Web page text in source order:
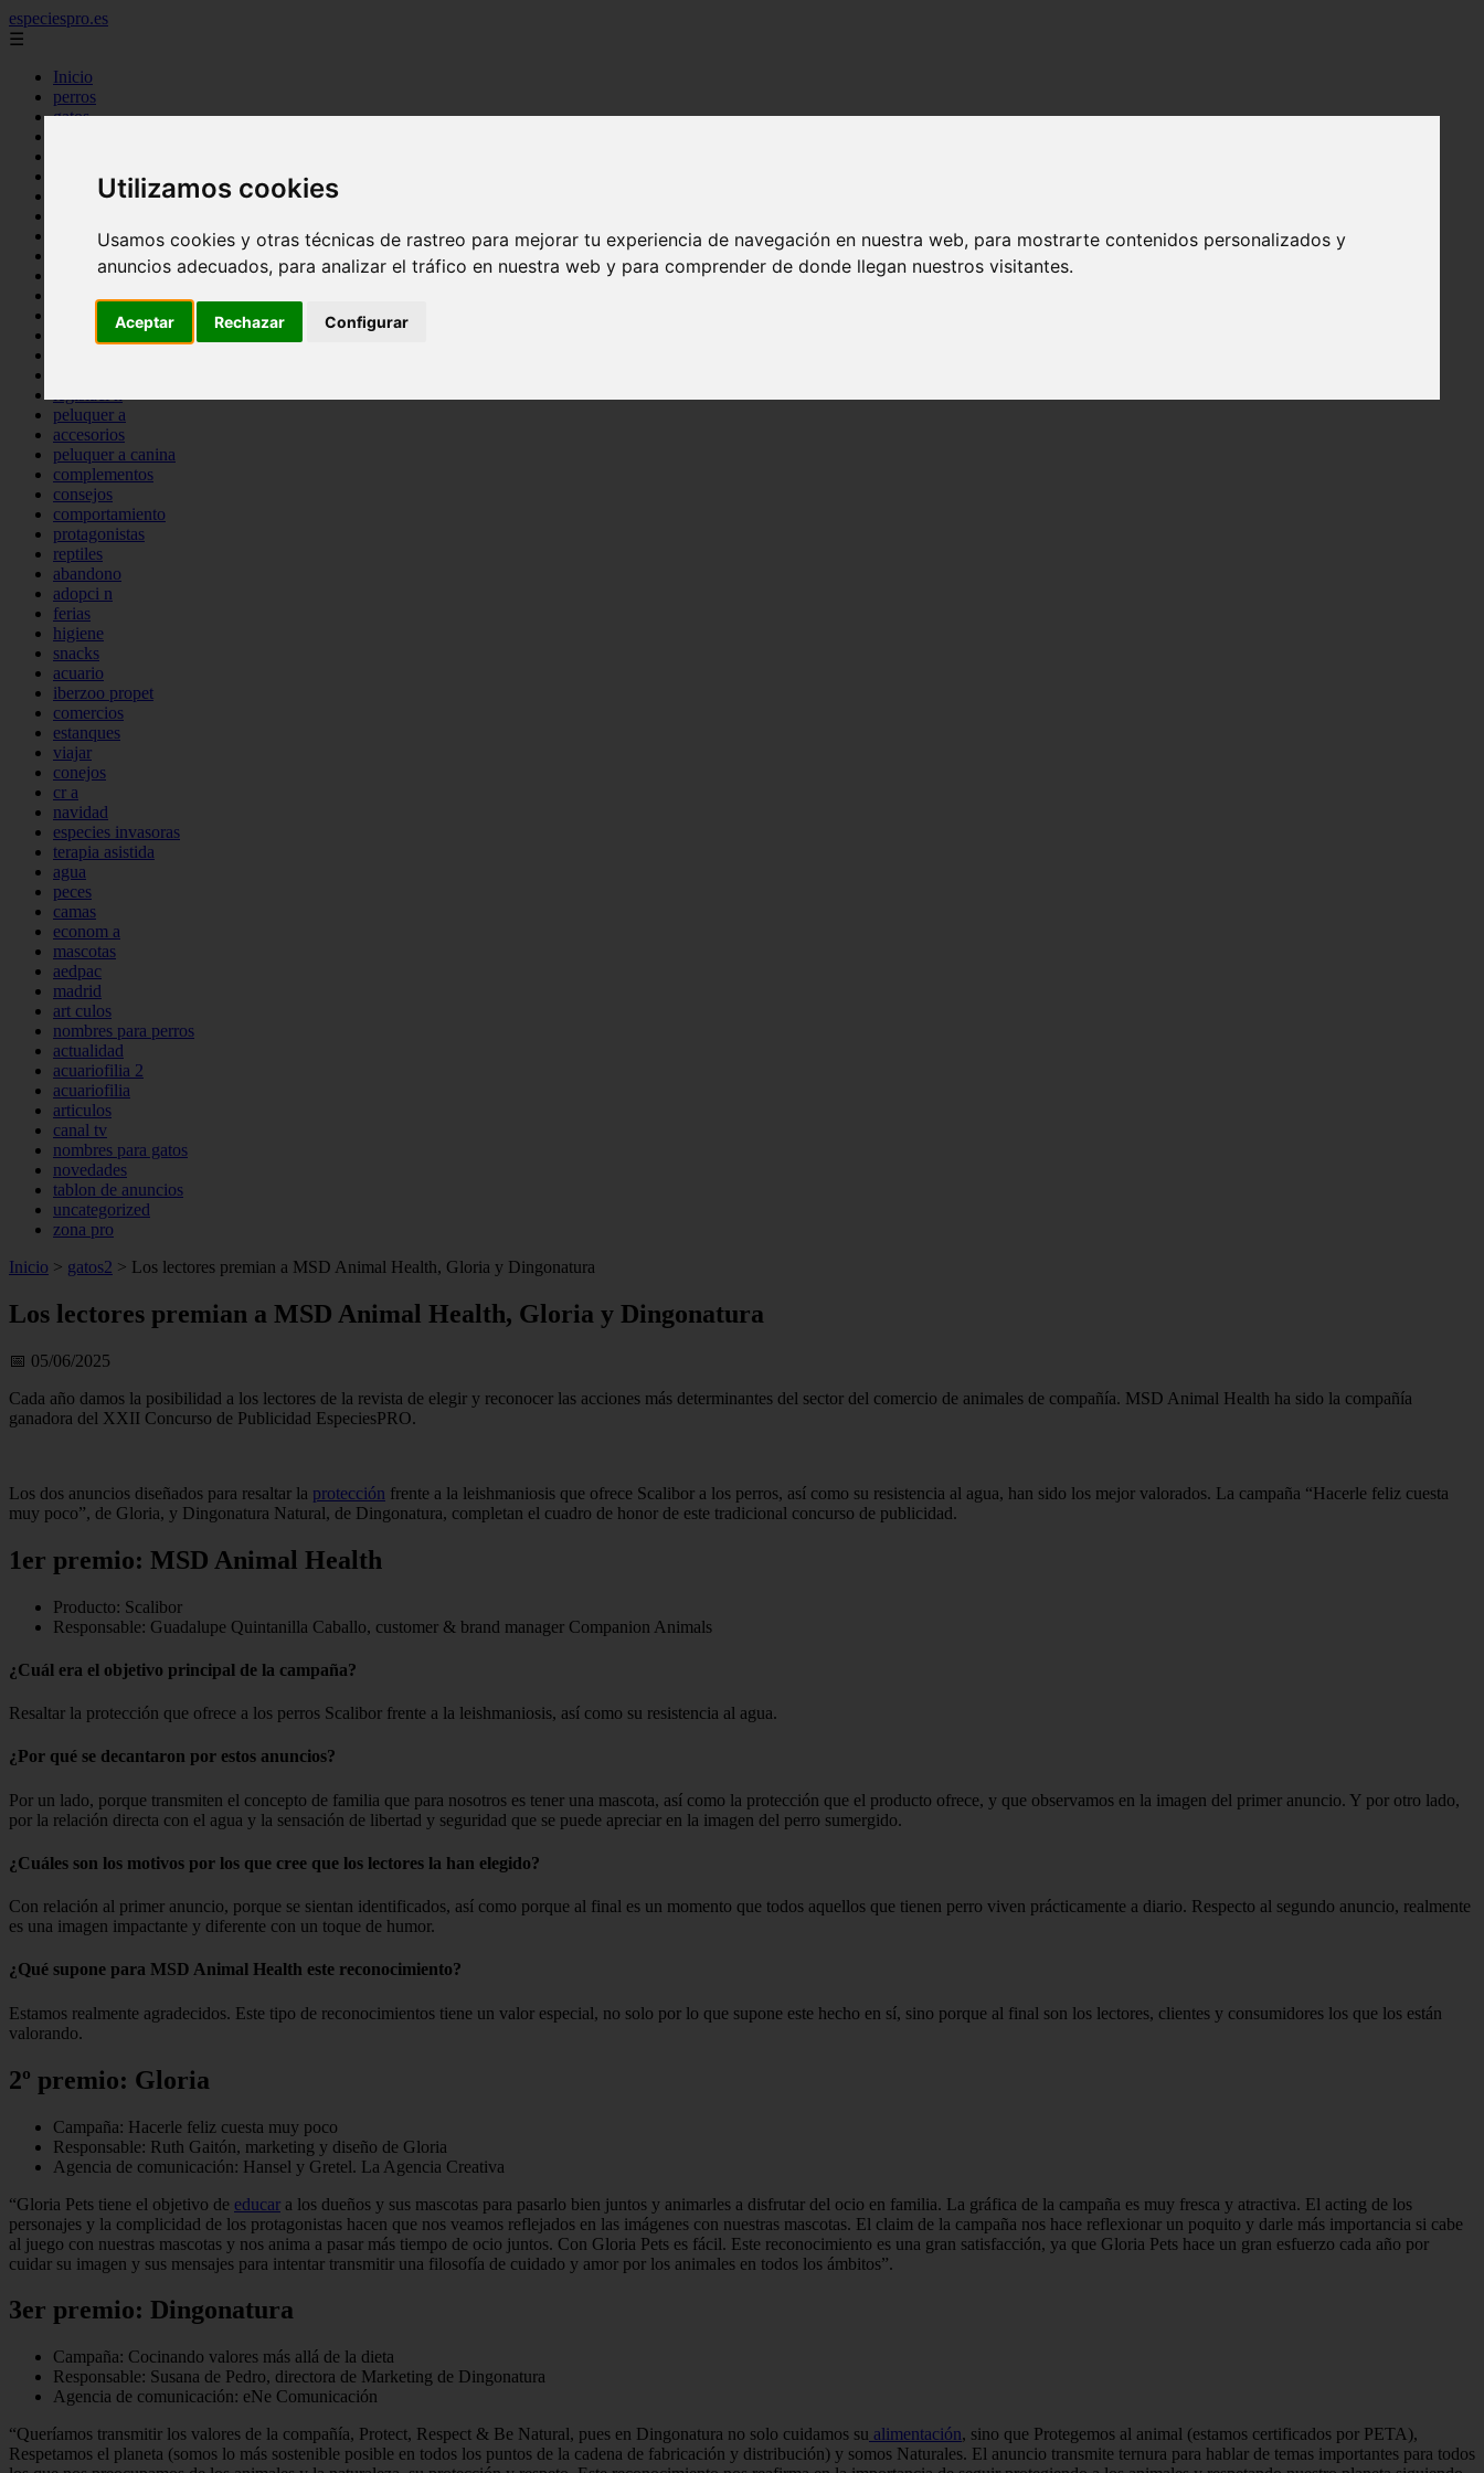
Utilizamos cookies
Usamos cookies y otras técnicas de rastreo para mejorar tu experiencia de navegación en nuestra web, para mostrarte contenidos personalizados y
anuncios adecuados, para analizar el tráfico en nuestra web y para comprender de donde llegan nuestros visitantes.
Aceptar Rechazar Configurar
especiespro.es
☰
Inicio
perros
gatos
acuariofilia
acuarios
tenencia responsable
mantenimiento
marketing
peluquer a
accesorios
peluquer a canina
complementos
consejos
comportamiento
protagonistas
reptiles
abandono
adopci n
ferias
higiene
snacks
acuario
iberzoo propet
comercios
estanques
viajar
conejos
cr a
navidad
especies invasoras
terapia asistida
agua
peces
camas
econom a
mascotas
aedpac
madrid
art culos
nombres para perros
actualidad
acuariofilia 2
acuariofilia
articulos
canal tv
nombres para gatos
novedades
tablon de anuncios
uncategorized
zona pro
Inicio > gatos2 > Los lectores premian a MSD Animal Health, Gloria y Dingonatura
Los lectores premian a MSD Animal Health, Gloria y Dingonatura
📅 05/06/2025
Cada año damos la posibilidad a los lectores de la revista de elegir y reconocer las acciones más determinantes del sector del comercio de animales de compañía. MSD Animal Health ha sido la compañía
ganadora del XXII Concurso de Publicidad EspeciesPRO.
Los dos anuncios diseñados para resaltar la protección frente a la leishmaniosis que ofrece Scalibor a los perros, así como su resistencia al agua, han sido los mejor valorados. La campaña “Hacerle feliz cuesta
muy poco”, de Gloria, y Dingonatura Natural, de Dingonatura, completan el cuadro de honor de este tradicional concurso de publicidad.
1er premio: MSD Animal Health
Producto: Scalibor
Responsable: Guadalupe Quintanilla Caballo, customer & brand manager Companion Animals
¿Cuál era el objetivo principal de la campaña?
Resaltar la protección que ofrece a los perros Scalibor frente a la leishmaniosis, así como su resistencia al agua.
¿Por qué se decantaron por estos anuncios?
Por un lado, porque transmiten el concepto de familia que para nosotros es tener una mascota, así como la protección que el producto ofrece, y que observamos en la imagen del primer anuncio. Y por otro lado,
por la relación directa con el agua y la sensación de libertad y seguridad que se puede apreciar en la imagen del perro sumergido.
¿Cuáles son los motivos por los que cree que los lectores la han elegido?
Con relación al primer anuncio, porque se sientan identificados, así como porque al final es un momento que todos aquellos que tienen perro viven prácticamente a diario. Respecto al segundo anuncio, realmente
es una imagen impactante y diferente con un toque de humor.
¿Qué supone para MSD Animal Health este reconocimiento?
Estamos realmente agradecidos. Este tipo de reconocimientos tiene un valor especial, no solo por lo que supone este hecho en sí, sino porque al final son los lectores, clientes y consumidores los que los están
valorando.
2º premio: Gloria
Campaña: Hacerle feliz cuesta muy poco
Responsable: Ruth Gaitón, marketing y diseño de Gloria
Agencia de comunicación: Hansel y Gretel. La Agencia Creativa
“Gloria Pets tiene el objetivo de educar a los dueños y sus mascotas para pasarlo bien juntos y animarles a disfrutar del ocio en familia. La gráfica de la campaña es muy fresca y atractiva. El acting de los
personajes y la complicidad de los protagonistas hacen que nos veamos reflejados en las imágenes con nuestras mascotas. El claim de la campaña nos hace reflexionar un poquito y darle más importancia si cabe
al juego con nuestras mascotas y nos anima a pasar más tiempo de ocio juntos. Con Gloria Pets es fácil. Este reconocimiento es una gran satisfacción, ya que Gloria Pets hace un gran esfuerzo cada año por
cuidar su imagen y sus mensajes para intentar transmitir una filosofía de cuidado y amor por los animales en todos los ámbitos”.
3er premio: Dingonatura
Campaña: Cocinando valores más allá de la dieta
Responsable: Susana de Pedro, directora de Marketing de Dingonatura
Agencia de comunicación: eNe Comunicación
“Queríamos transmitir los valores de la compañía, Protect, Respect & Be Natural, pues en Dingonatura no solo cuidamos su alimentación, sino que Protegemos al animal (estamos certificados por PETA),
Respetamos el planeta (somos lo más sostenible posible en todos los puntos de la cadena de fabricación y distribución) y somos Naturales. El anuncio transmite ternura para hablar de temas importantes para todos